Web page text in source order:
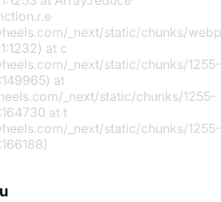
_next/static/chunks/
at c
_next/static/chunks/1255-
at
_next/static/chunks/1255-
at t
_next/static/chunks/1255-